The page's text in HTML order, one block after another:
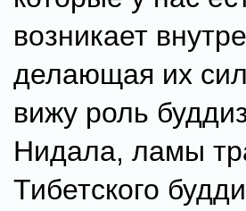
возникает
делающая их
вижу роль
Нидала, ламы
Тибетского